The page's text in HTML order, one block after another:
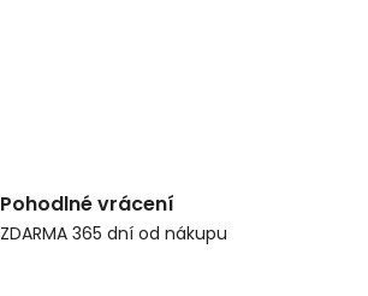
Pohodlné vrácení
ZDARMA 365 dní od nákupu